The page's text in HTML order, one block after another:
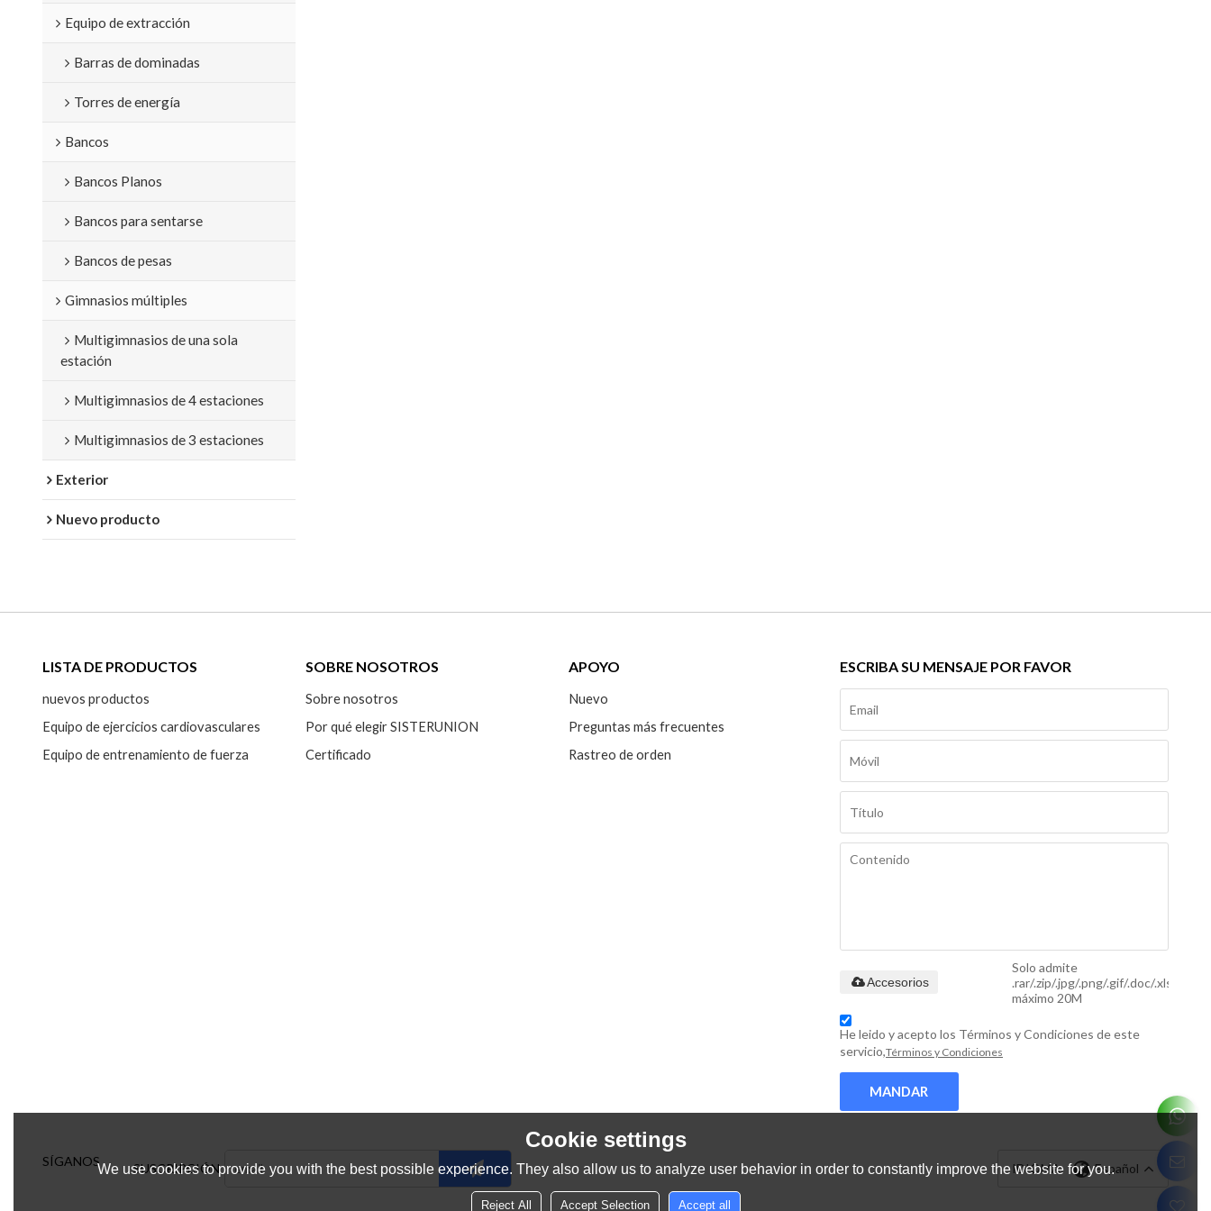
Equipo de extracción
Barras de dominadas
Torres de energía
Bancos
Bancos Planos
Bancos para sentarse
Bancos de pesas
Gimnasios múltiples
Multigimnasios de una sola
estación
Multigimnasios de 4 estaciones
Multigimnasios de 3 estaciones
Exterior
Nuevo producto
LISTA DE PRODUCTOS
nuevos productos
Equipo de ejercicios cardiovasculares
Equipo de entrenamiento de fuerza
SOBRE NOSOTROS
Sobre nosotros
Por qué elegir SISTERUNION
Certificado
APOYO
Nuevo
Preguntas más frecuentes
Rastreo de orden
ESCRIBA SU MENSAJE POR FAVOR
Solo admite
.rar/.zip/.jpg/.png/.gif/.doc/.xls/.pdf,
máximo 20M
Accesorios
He leido y acepto los Términos y Condiciones de este
servicio,Términos y Condiciones
MANDAR
SÍGANOS SUSCRIPCIÓN IDIOMA: Español
Cookie settings
We use cookies to provide you with the best possible experience. They also allow us to analyze user behavior in order to constantly improve the website for you.
Reject All Accept Selection Accept all